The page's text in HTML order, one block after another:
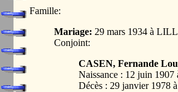
Famille:
Mariage: 29 mars 1934 à
Conjoint:
CASEN, Fernande
Naissance : 12 juin
Décès : 29 janvier 1978